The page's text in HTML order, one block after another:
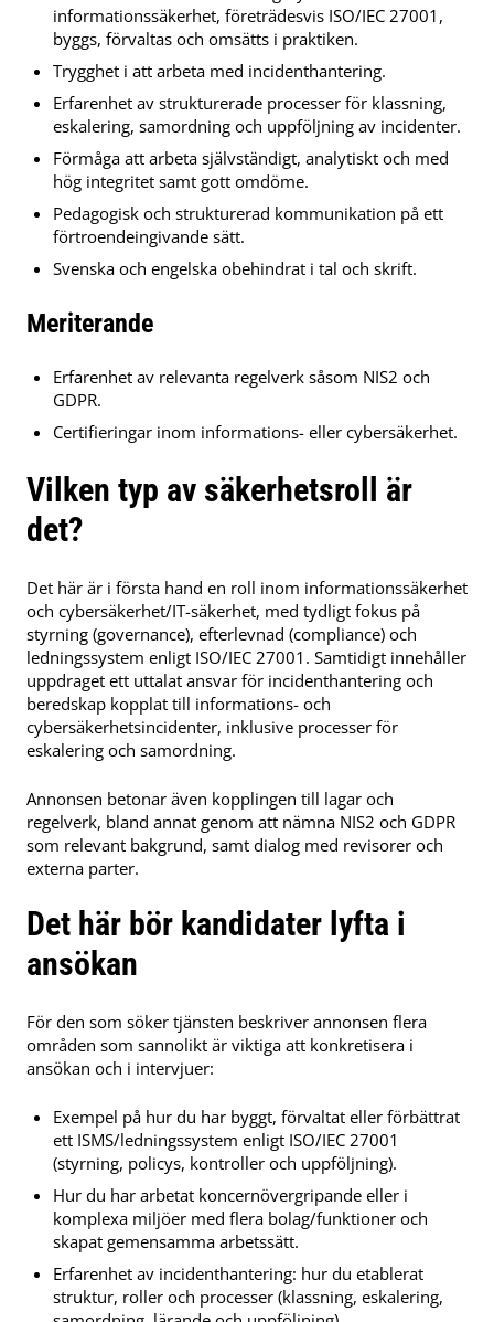
informationssäkerhet, företrädesvis ISO/IEC 27001,
byggs, förvaltas och omsätts i praktiken.
Trygghet i att arbeta med incidenthantering.
Erfarenhet av strukturerade processer för klassning,
eskalering, samordning och uppföljning av incidenter.
Förmåga att arbeta självständigt, analytiskt och med
hög integritet samt gott omdöme.
Pedagogisk och strukturerad kommunikation på ett
förtroendeingivande sätt.
Svenska och engelska obehindrat i tal och skrift.
Meriterande
Erfarenhet av relevanta regelverk såsom NIS2 och
GDPR.
Certifieringar inom informations- eller cybersäkerhet.
Vilken typ av säkerhetsroll är
det?
Det här är i första hand en roll inom informationssäkerhet
och cybersäkerhet/IT-säkerhet, med tydligt fokus på
styrning (governance), efterlevnad (compliance) och
ledningssystem enligt ISO/IEC 27001. Samtidigt innehåller
uppdraget ett uttalat ansvar för incidenthantering och
beredskap kopplat till informations- och
cybersäkerhetsincidenter, inklusive processer för
eskalering och samordning.
Annonsen betonar även kopplingen till lagar och
regelverk, bland annat genom att nämna NIS2 och GDPR
som relevant bakgrund, samt dialog med revisorer och
externa parter.
Det här bör kandidater lyfta i
ansökan
För den som söker tjänsten beskriver annonsen flera
områden som sannolikt är viktiga att konkretisera i
ansökan och i intervjuer:
Exempel på hur du har byggt, förvaltat eller förbättrat
ett ISMS/ledningssystem enligt ISO/IEC 27001
(styrning, policys, kontroller och uppföljning).
Hur du har arbetat koncernövergripande eller i
komplexa miljöer med flera bolag/funktioner och
skapat gemensamma arbetssätt.
Erfarenhet av incidenthantering: hur du etablerat
struktur, roller och processer (klassning, eskalering,